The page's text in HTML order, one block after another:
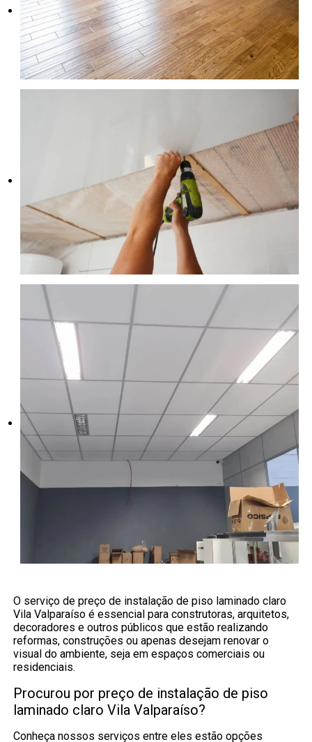
O serviço de preço de instalação de piso laminado claro
Vila Valparaíso é essencial para construtoras, arquitetos,
decoradores e outros públicos que estão realizando
reformas, construções ou apenas desejam renovar o
visual do ambiente, seja em espaços comerciais ou
residenciais.
Procurou por preço de instalação de piso
laminado claro Vila Valparaíso?
Conheça nossos serviços entre eles estão opções